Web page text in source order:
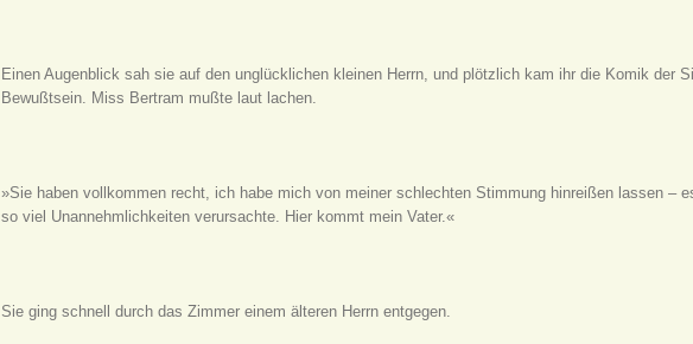
Einen Augenblick sah sie auf den unglücklichen kleinen Herrn, und plötzlich kam ihr die Komik der
Bewußtsein. Miss Bertram mußte laut lachen.
»Sie haben vollkommen recht, ich habe mich von meiner schlechten Stimmung hinreißen lassen –
so viel Unannehmlichkeiten verursachte. Hier kommt mein Vater.«
Sie ging schnell durch das Zimmer einem älteren Herrn entgegen.